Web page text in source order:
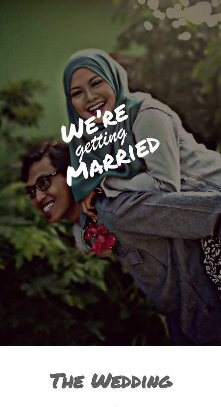
The Wedding